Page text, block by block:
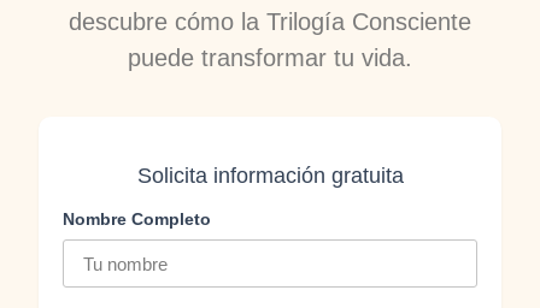
descubre cómo la Trilogía Consciente
puede transformar tu vida.
Solicita información gratuita
Nombre Completo